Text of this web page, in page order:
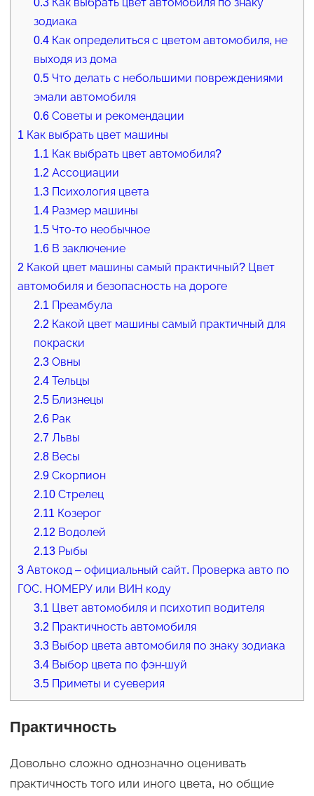
зодиака
0.4 Как определиться с цветом автомобиля, не
выходя из дома
0.5 Что делать с небольшими повреждениями
эмали автомобиля
0.6 Советы и рекомендации
1 Как выбрать цвет машины
1.1 Как выбрать цвет автомобиля?
1.2 Ассоциации
1.3 Психология цвета
1.4 Размер машины
1.5 Что-то необычное
1.6 В заключение
2 Какой цвет машины самый практичный? Цвет
автомобиля и безопасность на дороге
2.1 Преамбула
2.2 Какой цвет машины самый практичный для
покраски
2.3 Овны
2.4 Тельцы
2.5 Близнецы
2.6 Рак
2.7 Львы
2.8 Весы
2.9 Скорпион
2.10 Стрелец
2.11 Козерог
2.12 Водолей
2.13 Рыбы
3Автокод – официальный сайт. Проверка авто по
ГОС. НОМЕРУ или ВИН коду
3.1 Цвет автомобиля и психотип водителя
3.2 Практичность автомобиля
3.3 Выбор цвета автомобиля по знаку зодиака
3.4 Выбор цвета по фэн-шуй
3.5 Приметы и суеверия
Практичность
Довольно сложно однозначно оценивать
практичность того или иного цвета, но общие